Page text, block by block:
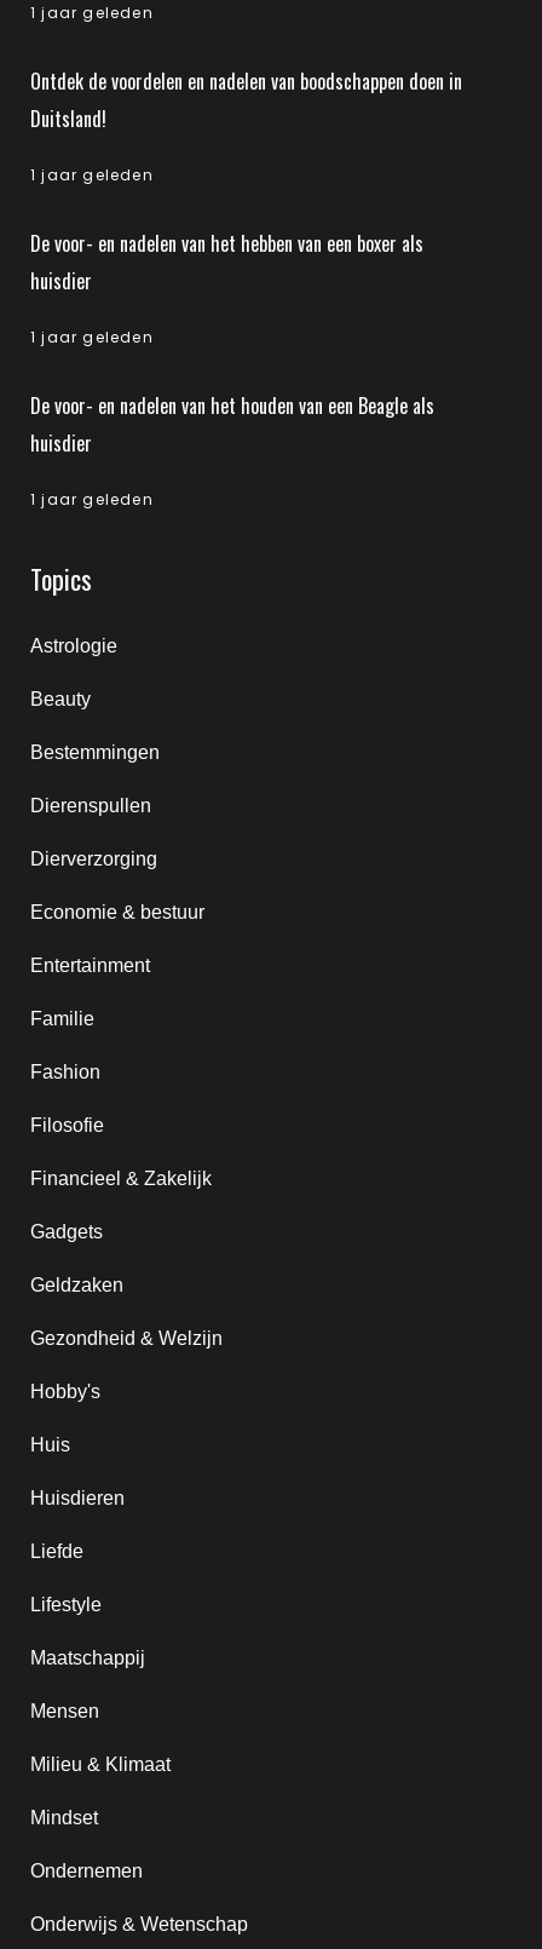
1 jaar geleden
Ontdek de voordelen en nadelen van boodschappen doen in
Duitsland!
1 jaar geleden
De voor- en nadelen van het hebben van een boxer als
huisdier
1 jaar geleden
De voor- en nadelen van het houden van een Beagle als
huisdier
1 jaar geleden
Topics
Astrologie
Beauty
Bestemmingen
Dierenspullen
Dierverzorging
Economie & bestuur
Entertainment
Familie
Fashion
Filosofie
Financieel & Zakelijk
Gadgets
Geldzaken
Gezondheid & Welzijn
Hobby's
Huis
Huisdieren
Liefde
Lifestyle
Maatschappij
Mensen
Milieu & Klimaat
Mindset
Ondernemen
Onderwijs & Wetenschap